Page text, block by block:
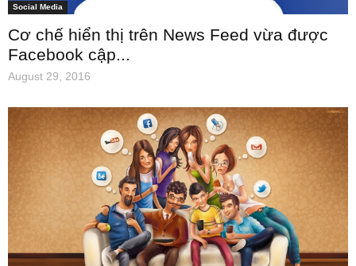
Social Media
Cơ chế hiển thị trên News Feed vừa được
Facebook cập...
August 29, 2016